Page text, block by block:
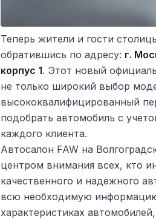
Теперь жители и гости
обратившись по адресу: г.
корпус 1. Этот новый
не только широкий выбор
высококвалифицированный
подобрать автомобиль с
каждого клиента.
Автосалон FAW на
центром внимания всех, кто
качественного и надежного
всю необходимую
характеристиках